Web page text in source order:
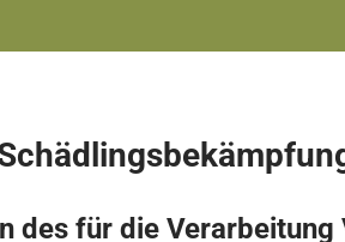
des für die